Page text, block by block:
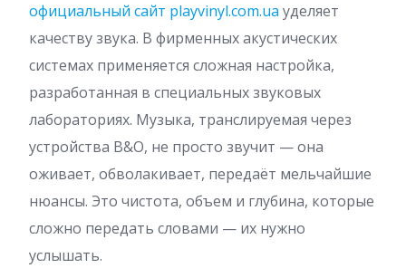
официальный сайт playvinyl.com.ua уделяет
качеству звука. В фирменных акустических
системах применяется сложная настройка,
разработанная в специальных звуковых
лабораториях. Музыка, транслируемая через
устройства B&O, не просто звучит — она
оживает, обволакивает, передаёт мельчайшие
нюансы. Это чистота, объем и глубина, которые
сложно передать словами — их нужно
услышать.